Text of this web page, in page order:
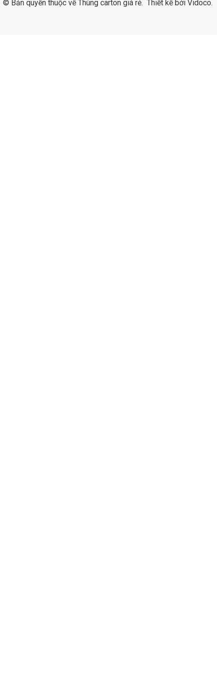
© Bản quyền thuộc về Thùng carton giá rẻ. Thiết kế bởi Vidoco.